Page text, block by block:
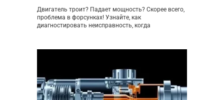
Двигатель троит? Падает мощность? Скорее всего,
проблема в форсунках! Узнайте, как
диагностировать неисправность, когда